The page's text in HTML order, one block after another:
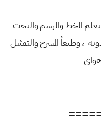
الخط والرسم والنحت
، وطبعاً المسرح والتمثيل
هواي